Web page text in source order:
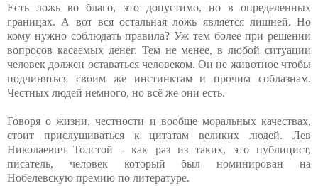
Есть ложь во благо, это допустимо, но в определенных
границах. А вот вся остальная ложь является лишней. Но
кому нужно соблюдать правила? Уж тем более при решении
вопросов касаемых денег. Тем не менее, в любой ситуации
человек должен оставаться человеком. Он не животное чтобы
подчиняться своим же инстинктам и прочим соблазнам.
Честных людей немного, но всё же они есть.
Говоря о жизни, честности и вообще моральных качествах,
стоит прислушиваться к цитатам великих людей. Лев
Николаевич Толстой - как раз из таких, это публицист,
писатель, человек который был номинирован на
Нобелевскую премию по литературе.